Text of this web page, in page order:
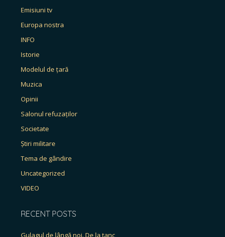
Emisiuni tv
Europa nostra
INFO
Istorie
Modelul de țară
Muzica
Opinii
Salonul refuzaților
Societate
Știri militare
Tema de gândire
Uncategorized
VIDEO
RECENT POSTS
Gulagul de lângă noi. De la tanc